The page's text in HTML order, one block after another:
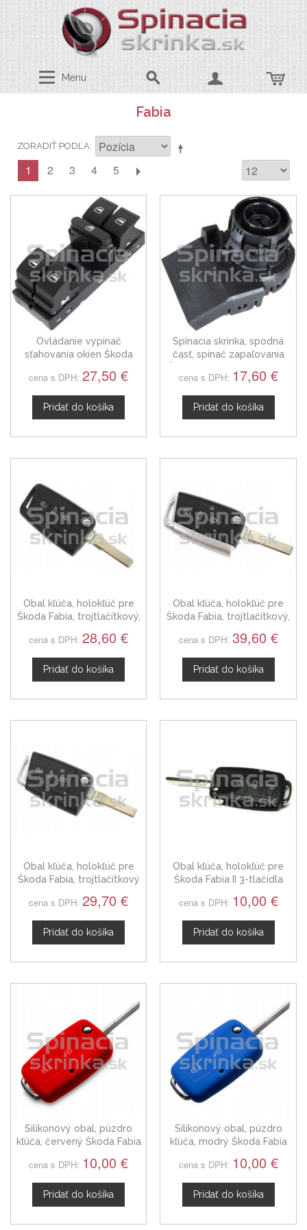
Menu
Fabia
ZORADIŤ PODĽA
1 2 3 4 5
Ovládanie vypínač
sťahovania okien Škoda
cena s DPH: 27,50 €
Pridať do košíka
Spínacia skrinka, spodná
časť, spínač zapaľovania
cena s DPH: 17,60 €
Pridať do košíka
Obal kľúča, holokľúč pre
Škoda Fabia, trojtlačítkový,
cena s DPH: 28,60 €
Pridať do košíka
Obal kľúča, holokľúč pre
Škoda Fabia, trojtlačítkový,
cena s DPH: 39,60 €
Pridať do košíka
Obal kľúča, holokľúč pre
Škoda Fabia, trojtlačítkový
cena s DPH: 29,70 €
Pridať do košíka
Obal kľúča, holokľúč pre
Škoda Fabia II 3-tlačidla
cena s DPH: 10,00 €
Pridať do košíka
Silikonový obal, púzdro
kľúča, červený Škoda Fabia
cena s DPH: 10,00 €
Pridať do košíka
Silikonový obal, púzdro
kľúča, modrý Škoda Fabia
cena s DPH: 10,00 €
Pridať do košíka